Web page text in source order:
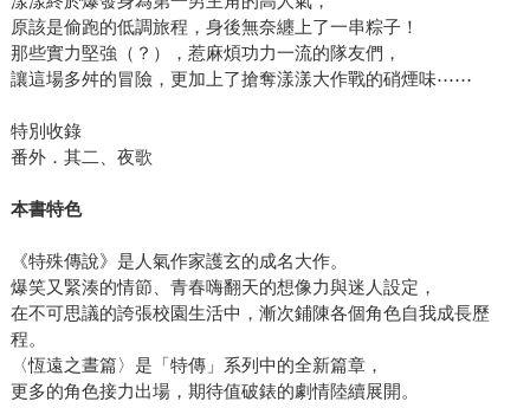
原該是偷跑的低調旅程，身後無奈纏上了一串粽子！
那些實力堅強（？），惹麻煩功力一流的隊友們，
讓這場多舛的冒險，更加上了搶奪漾漾大作戰的硝煙味⋯⋯
特別收錄
番外．其二、夜歌
本書特色
《特殊傳說》是人氣作家護玄的成名大作。
爆笑又緊湊的情節、青春嗨翻天的想像力與迷人設定，
在不可思議的誇張校園生活中，漸次鋪陳各個角色自我成長歷
程。
〈恆遠之晝篇〉是「特傳」系列中的全新篇章，
更多的角色接力出場，期待值破錶的劇情陸續展開。